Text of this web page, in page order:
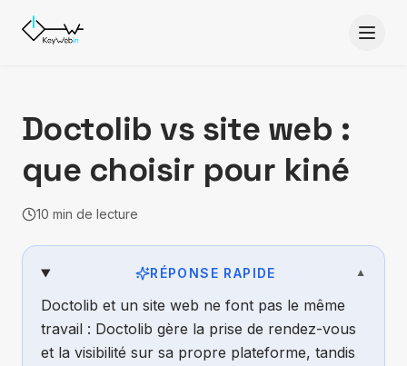
Doctolib vs site web :
que choisir pour kiné
10 min de lecture
Mis à jour le 2 juillet 2026
RÉPONSE RAPIDE ▼
Doctolib et un site web ne font pas le même
travail : Doctolib gère la prise de rendez-vous
et la visibilité sur sa propre plateforme, tandis